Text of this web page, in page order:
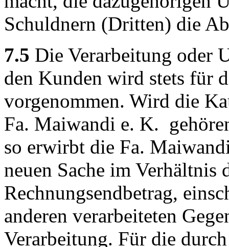
Schuldnern (Dritten) die
7.5 Die Verarbeitung oder
den Kunden wird stets für
vorgenommen. Wird die
Fa. Maiwandi e. K.
so erwirbt die Fa.
neuen Sache im Verhältnis
Rechnungsendbetrag,
anderen verarbeiteten
Verarbeitung. Für die